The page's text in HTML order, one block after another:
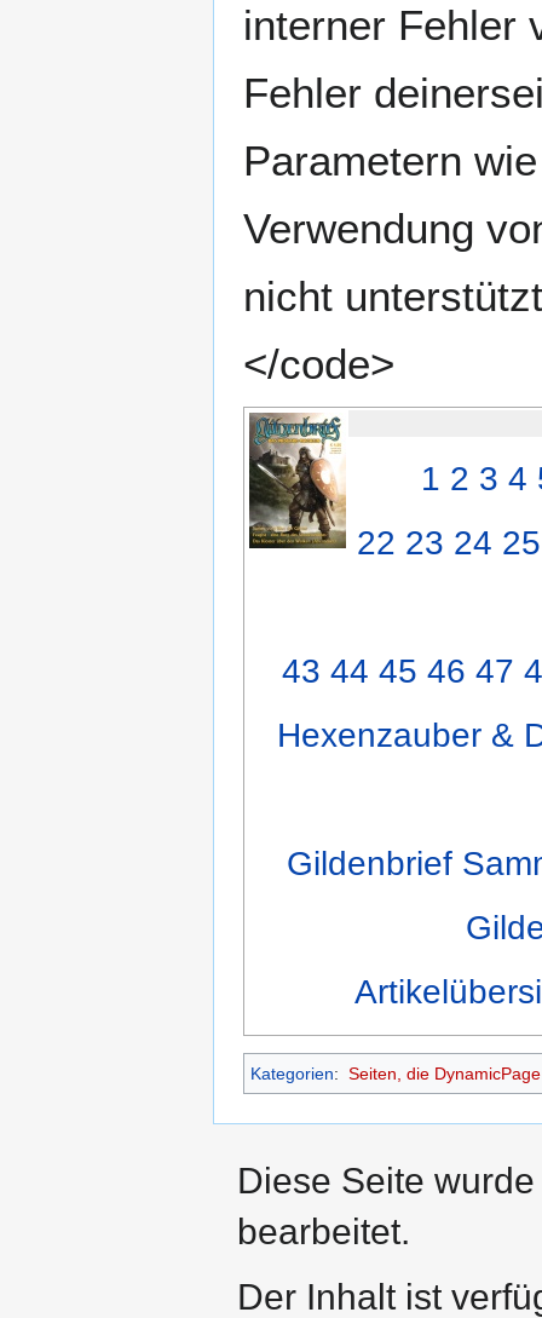
interner Fehler
Fehler
Parametern
Verwendung
nicht
</code>
1 2 3 4
22 23 24 25
43 44 45 46 47
Hexenzauber &
Gildenbrief
Kategorien: Seiten, die
Diese Seite
bearbeitet.
Der Inhalt ist